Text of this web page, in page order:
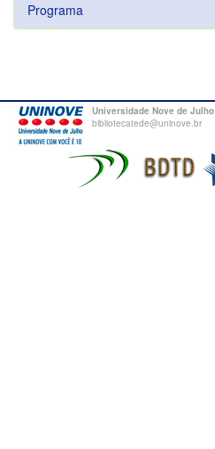
Programa
Universidade Nove de Julho
bibliotecatede@uninove.br